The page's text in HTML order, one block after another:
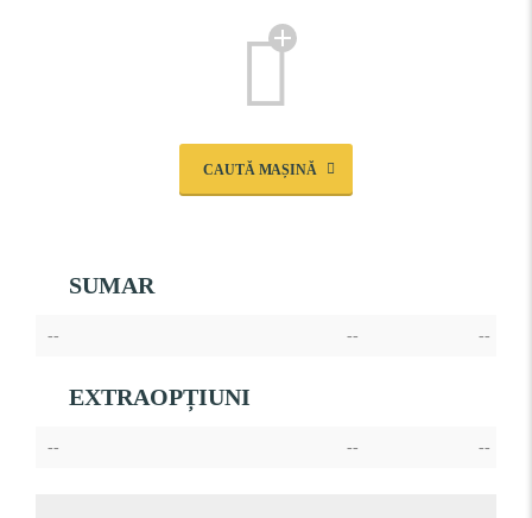
CAUTĂ MAȘINĂ
SUMAR
-- -- --
EXTRAOPȚIUNI
-- -- --